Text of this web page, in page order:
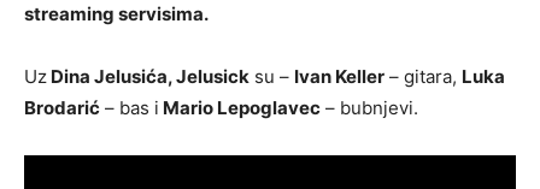
streaming servisima.
Uz Dina Jelusića, Jelusick su – Ivan Keller – gitara, Luka
Brodarić – bas i Mario Lepoglavec – bubnjevi.